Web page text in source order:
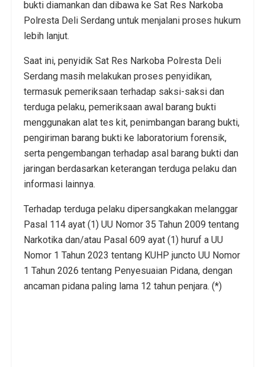
bukti diamankan dan dibawa ke Sat Res Narkoba
Polresta Deli Serdang untuk menjalani proses hukum
lebih lanjut.
Saat ini, penyidik Sat Res Narkoba Polresta Deli
Serdang masih melakukan proses penyidikan,
termasuk pemeriksaan terhadap saksi-saksi dan
terduga pelaku, pemeriksaan awal barang bukti
menggunakan alat tes kit, penimbangan barang bukti,
pengiriman barang bukti ke laboratorium forensik,
serta pengembangan terhadap asal barang bukti dan
jaringan berdasarkan keterangan terduga pelaku dan
informasi lainnya.
Terhadap terduga pelaku dipersangkakan melanggar
Pasal 114 ayat (1) UU Nomor 35 Tahun 2009 tentang
Narkotika dan/atau Pasal 609 ayat (1) huruf a UU
Nomor 1 Tahun 2023 tentang KUHP juncto UU Nomor
1 Tahun 2026 tentang Penyesuaian Pidana, dengan
ancaman pidana paling lama 12 tahun penjara. (*)